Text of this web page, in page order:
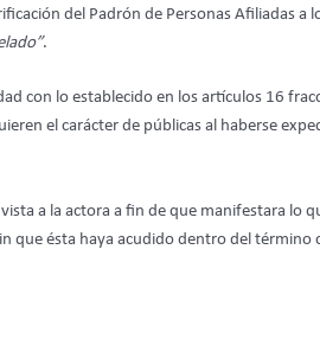
del Padrón de Personas Afiliadas a
.
con lo establecido en los artículos 16
el carácter de públicas al haberse
vista a la actora a fin de que manifestara
que ésta haya acudido dentro del término